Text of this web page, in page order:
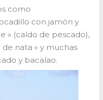
como
con jamón y
» (caldo de pescado),
nata » y muchas
y bacalao.